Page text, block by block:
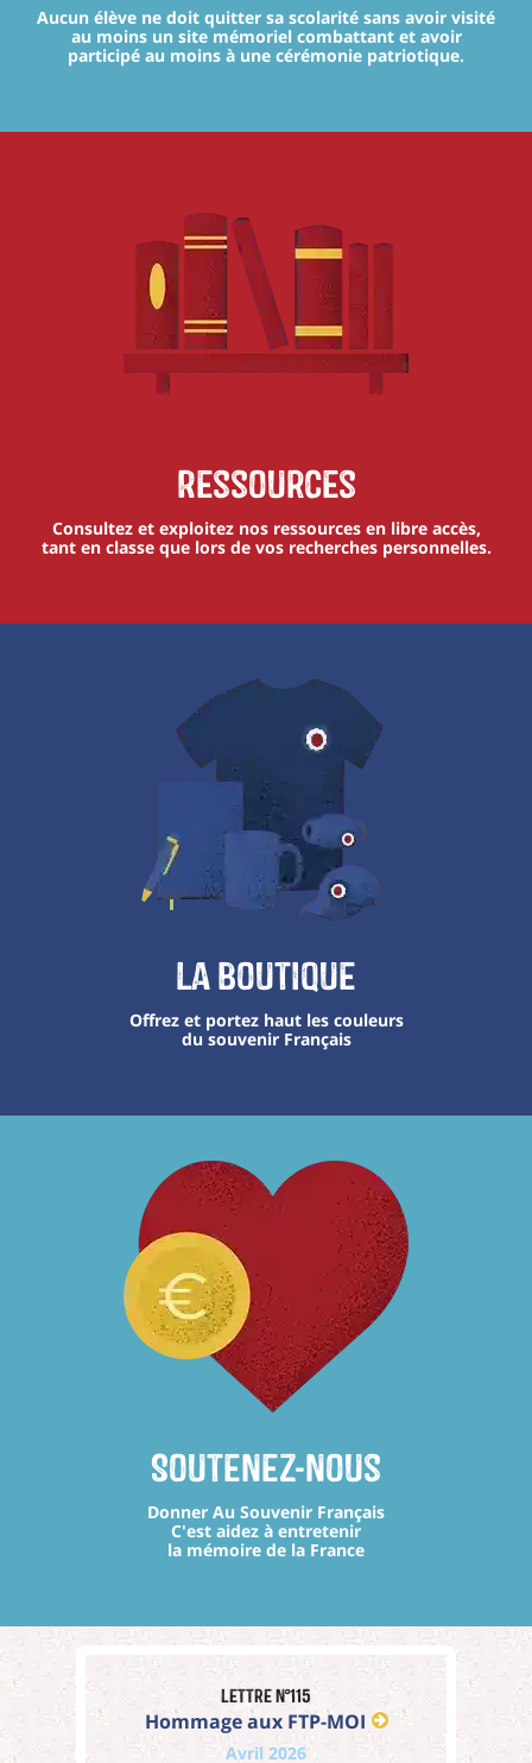
Aucun élève ne doit quitter sa scolarité sans avoir visité
au moins un site mémoriel combattant et avoir
participé au moins à une cérémonie patriotique.
Ressources
Consultez et exploitez nos ressources en libre accès,
tant en classe que lors de vos recherches personnelles.
La boutique
Offrez et portez haut les couleurs
du souvenir Français
Soutenez-nous
Donner Au Souvenir Français
C'est aidez à entretenir
la mémoire de la France
Lettre n°115
Hommage aux FTP-MOI
Avril 2026